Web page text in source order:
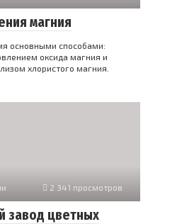
магния
основными способами:
оксида магния и
хлористого магния.
2 341 просмотров
завод цветных